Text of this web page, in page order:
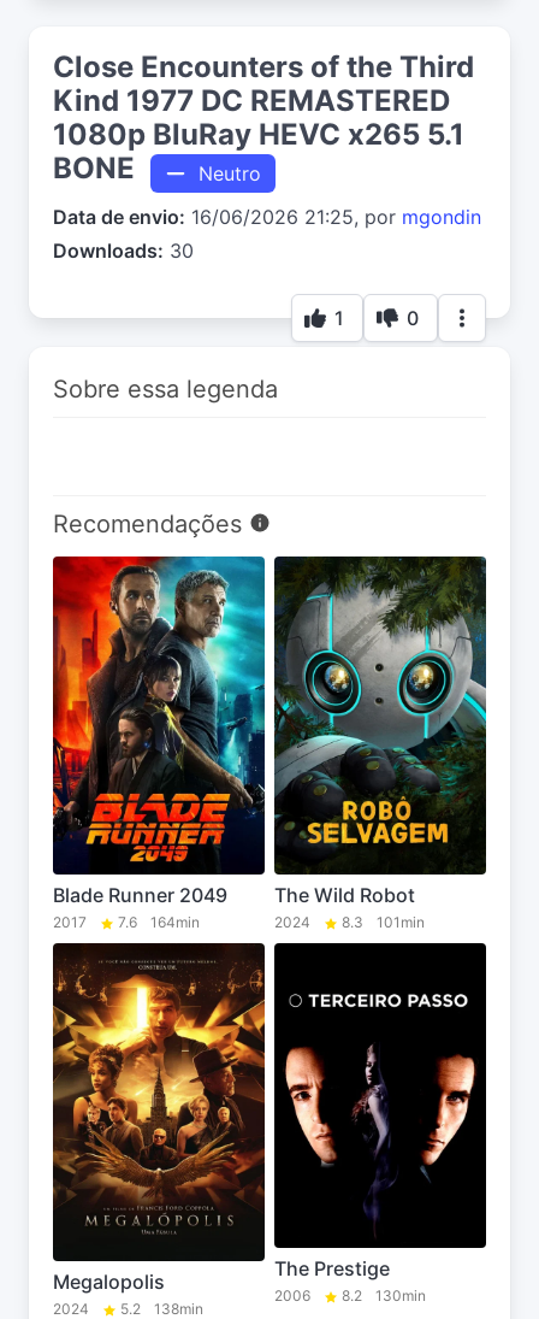
Close Encounters of the Third
Kind 1977 DC REMASTERED
1080p BluRay HEVC x265 5.1
BONE
Neutro
Data de envio: 16/06/2026 21:25, por mgondin
Downloads: 30
1 0
Sobre essa legenda
Recomendações
Blade Runner 2049
2017 7.6 164min
The Wild Robot
2024 8.3 101min
Megalopolis
2024 5.2 138min
The Prestige
2006 8.2 130min